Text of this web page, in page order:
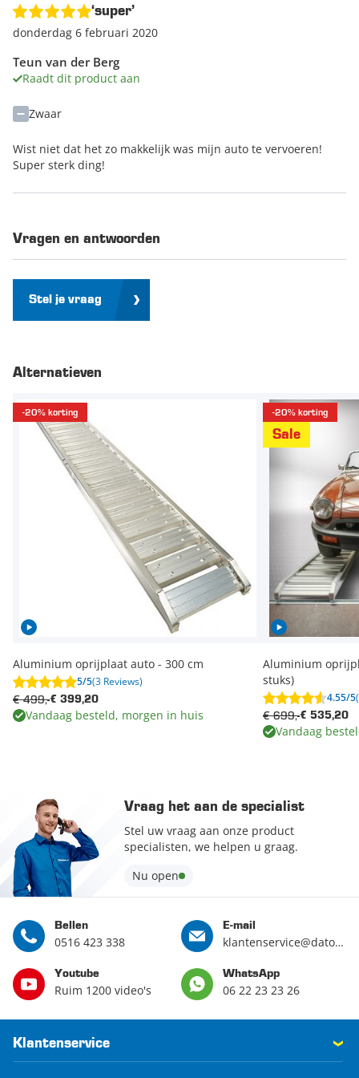
Teun van der Berg
Raadt dit product aan
‘super’
donderdag 6 februari 2020
Zwaar
Wist niet dat het zo makkelijk was mijn auto te vervoeren!
Super sterk ding!
Vragen en antwoorden
Stel je vraag
Alternatieven
-20% korting
Aluminium oprijplaat auto - 300 cm
5/5(3 Reviews)
€ 399,20
€ 499,-
Vandaag besteld, morgen in huis
-20% korting
Sale
Aluminium
stuks)
4.55/5
€ 535,20
€ 699,-
Vandaag
Vraag het aan de specialist
Stel uw vraag aan onze product
specialisten, we helpen u graag.
Nu open
Bellen
0516 423 338
E-mail
klantenservice@datona.nl
Youtube
Ruim 1200 video's
WhatsApp
06 22 23 23 26
Klantenservice